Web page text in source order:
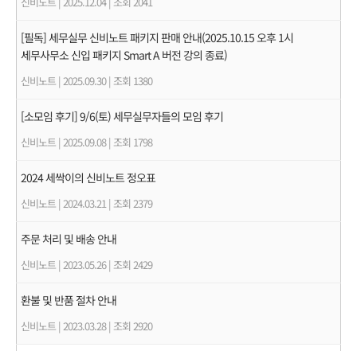
[필독] 세무실무 신비노트 패키지 판매 안내(2025.10.15 오후 1시
세무사무소 신입 패키지 Smart A 버전 강의 종료)
신비노트 | 2025.09.30 | 조회 1380
[소모임 후기] 9/6(토) 세무실무자들의 모임 후기
신비노트 | 2025.09.08 | 조회 1798
2024 세싹이의 신비노트 정오표
신비노트 | 2024.03.21 | 조회 2379
주문 처리 및 배송 안내
신비노트 | 2023.05.26 | 조회 2429
환불 및 반품 절차 안내
신비노트 | 2023.03.28 | 조회 2920